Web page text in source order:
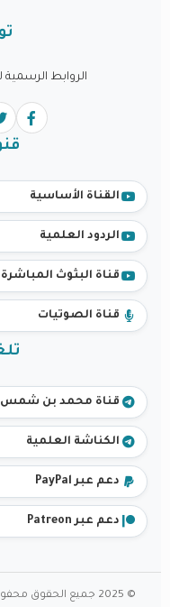
الروابط
القناة الأساسية
الردود العلمية
قناة البثوث المباشرة
قناة الصوتيات
قناة محمد بن شمس
الكناشة العلمية
دعم عبر PayPal
دعم عبر Patreon
© 2025 جميع الحقوق محفوظة - موقع الشيخ محمد بن شمس الدين